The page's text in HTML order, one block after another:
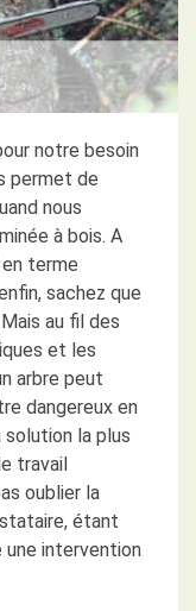
notre besoin
permet de
nous
à bois. A
terme
sachez que
au fil des
et les
arbre peut
dangereux en
solution la plus
travail
oublier la
étant
intervention